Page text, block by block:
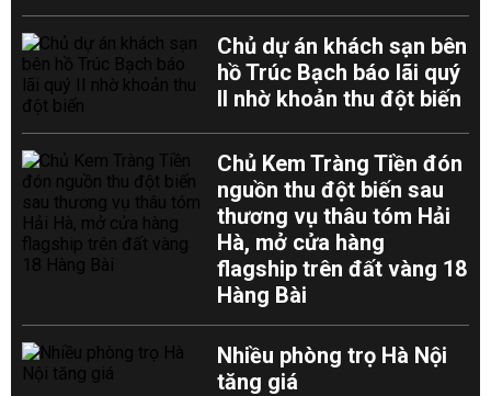
Chủ dự án khách sạn bên
hồ Trúc Bạch báo lãi quý
II nhờ khoản thu đột biến
Chủ Kem Tràng Tiền đón
nguồn thu đột biến sau
thương vụ thâu tóm Hải
Hà, mở cửa hàng
flagship trên đất vàng 18
Hàng Bài
Nhiều phòng trọ Hà Nội
tăng giá